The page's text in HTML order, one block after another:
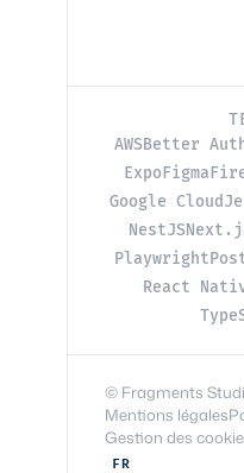
AWSBetter
Expo Figma
Google Cloud
NestJS
Playwright
React
© Fragments
Mentions légales
Gestion des
FR